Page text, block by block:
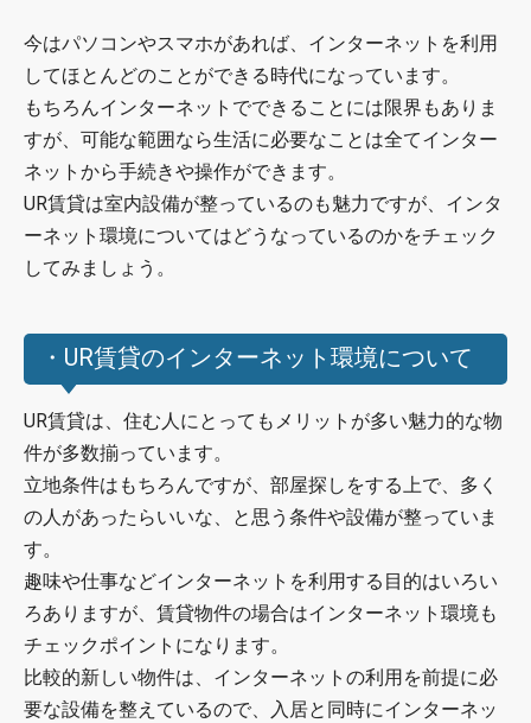
今はパソコンやスマホがあれば、インターネットを利用
してほとんどのことができる時代になっています。
もちろんインターネットでできることには限界もありま
すが、可能な範囲なら生活に必要なことは全てインター
ネットから手続きや操作ができます。
UR賃貸は室内設備が整っているのも魅力ですが、インタ
ーネット環境についてはどうなっているのかをチェック
してみましょう。
・UR賃貸のインターネット環境について
UR賃貸は、住む人にとってもメリットが多い魅力的な物
件が多数揃っています。
立地条件はもちろんですが、部屋探しをする上で、多く
の人があったらいいな、と思う条件や設備が整っていま
す。
趣味や仕事などインターネットを利用する目的はいろい
ろありますが、賃貸物件の場合はインターネット環境も
チェックポイントになります。
比較的新しい物件は、インターネットの利用を前提に必
要な設備を整えているので、入居と同時にインターネッ